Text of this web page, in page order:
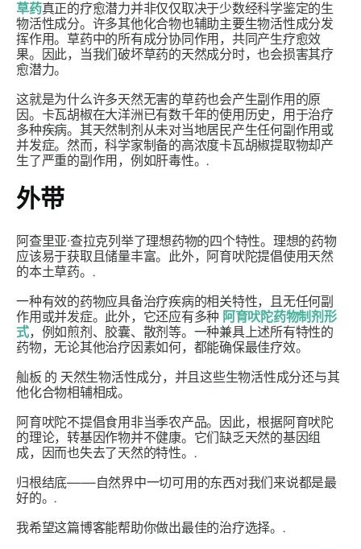
草药真正的疗愈潜力并非仅仅取决于少数经科学鉴定的生
物活性成分。许多其他化合物也辅助主要生物活性成分发
挥作用。草药中的所有成分协同作用，共同产生疗愈效
果。因此，当我们破坏草药的天然成分时，也会损害其疗
愈潜力。
这就是为什么许多天然无害的草药也会产生副作用的原
因。卡瓦胡椒在大洋洲已有数千年的使用历史，用于治疗
多种疾病。其天然制剂从未对当地居民产生任何副作用或
并发症。然而，科学家制备的高浓度卡瓦胡椒提取物却产
生了严重的副作用，例如肝毒性。.
外带
阿查里亚·查拉克列举了理想药物的四个特性。理想的药物
应该易于获取且储量丰富。此外，阿育吠陀提倡使用天然
的本土草药。.
一种有效的药物应具备治疗疾病的相关特性，且无任何副
作用或并发症。此外，它还应有多种 阿育吠陀药物制剂形
式，例如煎剂、胶囊、散剂等。一种兼具上述所有特性的
药物，无论其他治疗因素如何，都能确保最佳疗效。
舢板 的 天然生物活性成分，并且这些生物活性成分还与其
他化合物相辅相成。
阿育吠陀不提倡食用非当季农产品。因此，根据阿育吠陀
的理论，转基因作物并不健康。它们缺乏天然的基因组
成，因而也失去了天然的特性。.
归根结底——自然界中一切可用的东西对我们来说都是最
好的。.
我希望这篇博客能帮助你做出最佳的治疗选择。.